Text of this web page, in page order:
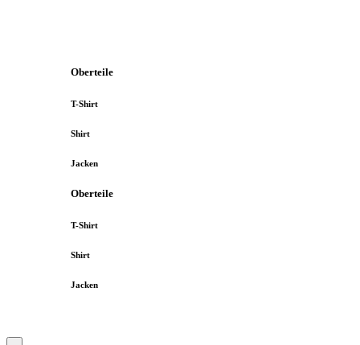
Oberteile
T-Shirt
Shirt
Jacken
Oberteile
T-Shirt
Shirt
Jacken